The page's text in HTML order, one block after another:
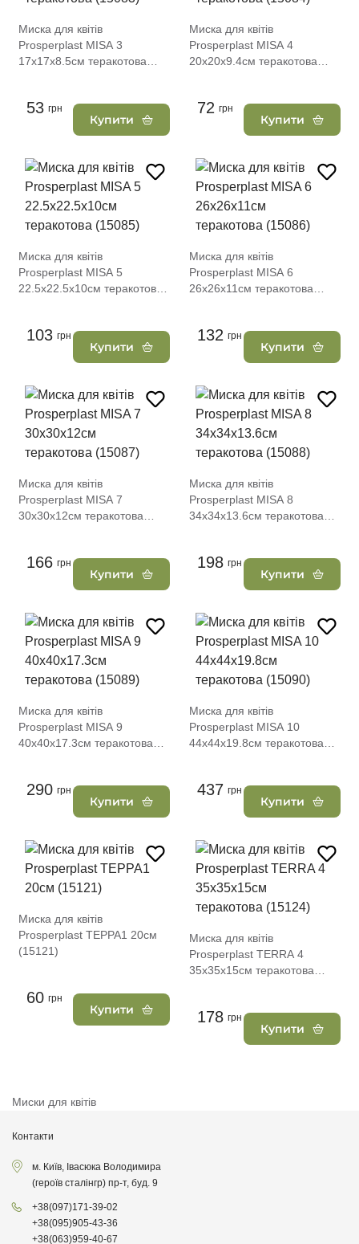
Миска для квітів
Prosperplast MISA 3
17х17х8.5см теракотова
53 грн
Купити
Миска для квітів
Prosperplast MISA 4
20х20х9.4см теракотова
72 грн
Купити
Миска для квітів
Prosperplast MISA 5
22.5х22.5х10см теракотова
103 грн
Купити
Миска для квітів
Prosperplast MISA 6
26х26х11см теракотова
132 грн
Купити
Миска для квітів
Prosperplast MISA 7
30х30х12см теракотова
166 грн
Купити
Миска для квітів
Prosperplast MISA 8
34х34х13.6см теракотова
198 грн
Купити
Миска для квітів
Prosperplast MISA 9
40х40х17.3см теракотова
290 грн
Купити
Миска для квітів
Prosperplast MISA 10
44х44х19.8см теракотова
437 грн
Купити
Миска для квітів
Prosperplast ТЕРРА1 20см
(15121)
60 грн
Купити
Миска для квітів
Prosperplast ТERRA 4
35х35х15см теракотова
178 грн
Купити
Миски для квітів
Контакти
м. Київ, Івасюка Володимира
(героїв сталінгр) пр-т, буд. 9
+38(097)171-39-02
+38(095)905-43-36
+38(063)959-40-67